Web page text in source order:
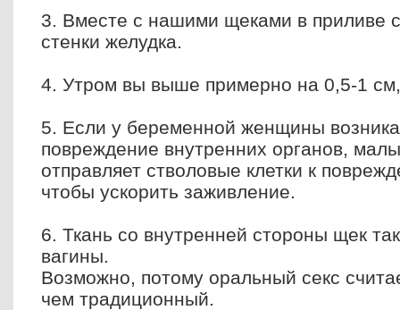
3. Вместе с нашими щеками в приливе
стенки желудка.
4. Утром вы выше примерно на 0,5-1
5. Если у беременной женщины
повреждение внутренних органов,
отправляет стволовые клетки к
чтобы ускорить заживление.
6. Ткань со внутренней стороны щек
вагины.
Возможно, потому оральный секс
чем традиционный.